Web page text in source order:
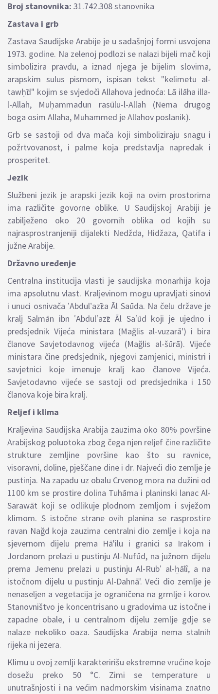
Broj stanovnika: 31.742.308 stanovnika
Zastava i grb
Zastava Saudijske Arabije je u sadašnjoj formi usvojena
1973. godine. Na zelenoj podlozi se nalazi bijeli mač koji
simbolizira pravdu, a iznad njega je bijelim slovima,
arapskim sulus pismom, ispisan tekst "kelimetu al-
tawḥῑd" kojim se svjedoči Allahova jednoća: Lā ilāha illa-
l-Allah, Muḥammadun rasūlu-l-Allah (Nema drugog
boga osim Allaha, Muhammed je Allahov poslanik).
Grb se sastoji od dva mača koji simboliziraju snagu i
požrtvovanost, i palme koja predstavlja napredak i
prosperitet.
Jezik
Službeni jezik je arapski jezik koji na ovim prostorima
ima različite govorne oblike. U Saudijskoj Arabiji je
zabilježeno oko 20 govornih oblika od kojih su
najrasprostranjeniji dijalekti Nedžda, Hidžaza, Qatifa i
južne Arabije.
Državno uređenje
Centralna institucija vlasti je saudijska monarhija koja
ima apsolutnu vlast. Kraljevinom mogu upravljati sinovi
i unuci osnivača ʽAbdulʽazῑza Ᾱl Saūda. Na čelu države je
kralj Salmān ibn ʽAbdulʽazῑz Ᾱl Saʽūd koji je ujedno i
predsjednik Vijeća ministara (Mağlis al-vuzarā') i bira
članove Savjetodavnog vijeća (Mağlis al-šūrā). Vijeće
ministara čine predsjednik, njegovi zamjenici, ministri i
savjetnici koje imenuje kralj kao članove Vijeća.
Savjetodavno vijeće se sastoji od predsjednika i 150
članova koje bira kralj.
Reljef i klima
Kraljevina Saudijska Arabija zauzima oko 80% površine
Arabijskog poluotoka zbog čega njen reljef čine različite
strukture zemljine površine kao što su ravnice,
visoravni, doline, pješčane dine i dr. Najveći dio zemlje je
pustinja. Na zapadu uz obalu Crvenog mora na dužini od
1100 km se prostire dolina Tuhāma i planinski lanac Al-
Sarawāt koji se odlikuje plodnom zemljom i svježom
klimom. S istočne strane ovih planina se rasprostire
ravan Nağd koja zauzima centralni dio zemlje i koja na
sjevernom dijelu prema Hā'ilu i granici sa Irakom i
Jordanom prelazi u pustinju Al-Nufūd, na južnom dijelu
prema Jemenu prelazi u pustinju Al-Rubʽ al-ẖālî, a na
istočnom dijelu u pustinju Al-Dahnā'. Veći dio zemlje je
nenaseljen a vegetacija je ograničena na grmlje i korov.
Stanovništvo je koncentrisano u gradovima uz istočne i
zapadne obale, i u centralnom dijelu zemlje gdje se
nalaze nekoliko oaza. Saudijska Arabija nema stalnih
rijeka ni jezera.
Klimu u ovoj zemlji karakteririšu ekstremne vrućine koje
dosežu preko 50 °C. Zimi se temperature u
unutrašnjosti i na većim nadmorskim visinama znatno